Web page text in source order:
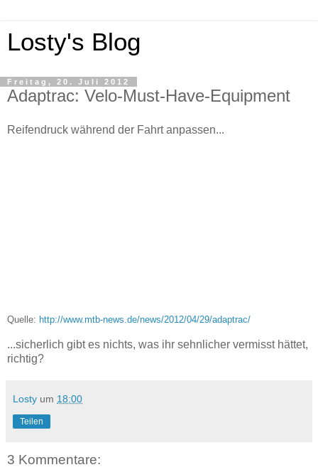
Losty's Blog
Freitag, 20. Juli 2012
Adaptrac: Velo-Must-Have-Equipment
Reifendruck während der Fahrt anpassen...
Quelle: http://www.mtb-news.de/news/2012/04/29/adaptrac/
...sicherlich gibt es nichts, was ihr sehnlicher vermisst hättet,
richtig?
Losty um 18:00
Teilen
3 Kommentare: